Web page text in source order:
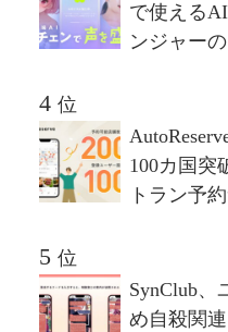
で使える
ンジャー
が可能に。
位
100カ国突
トラン予
位
SynClub、
め自殺関